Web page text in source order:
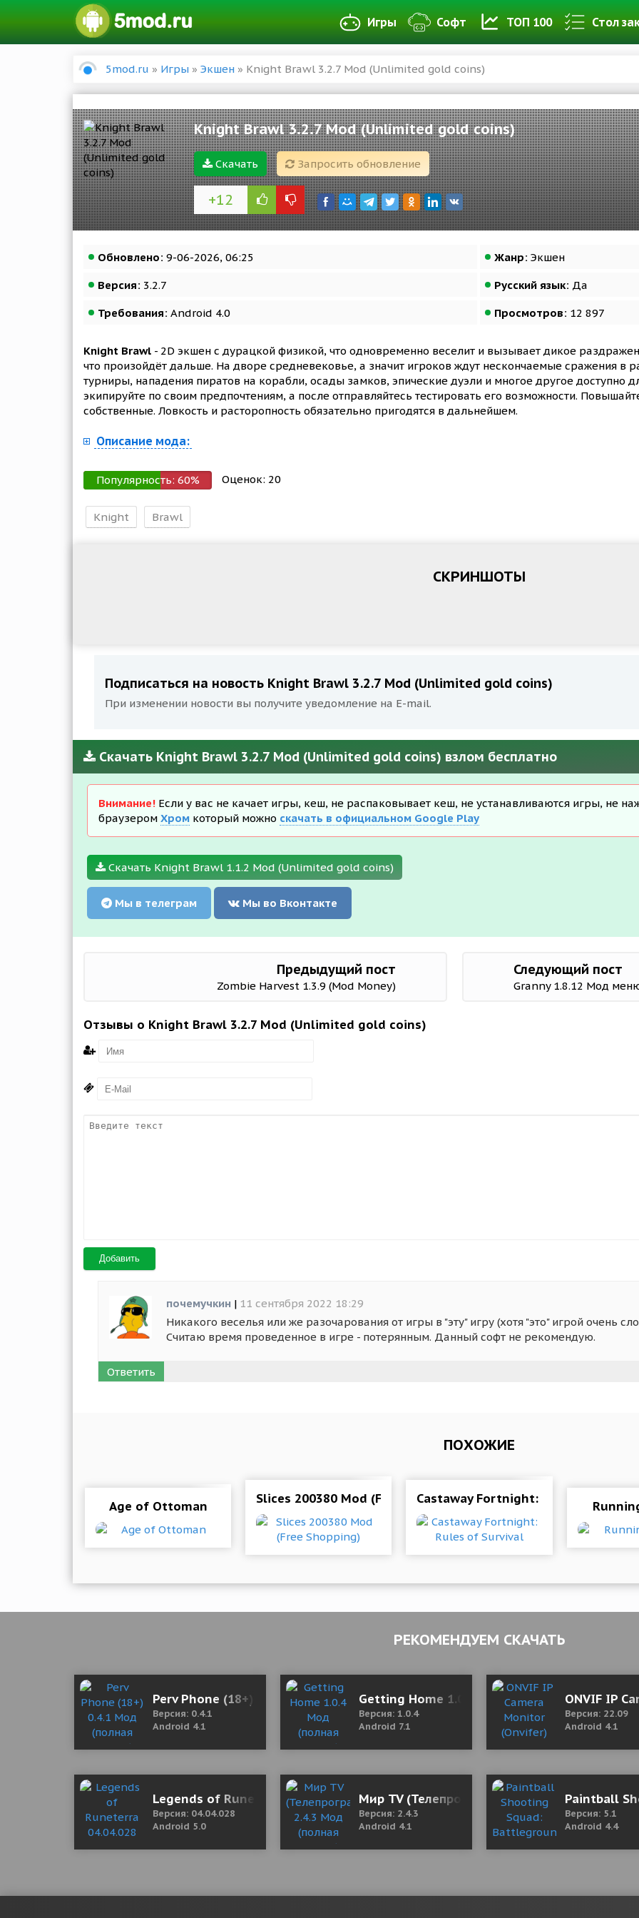
Игры Софт ТОП 100 Стол
5mod.ru » Игры » Экшен » Knight Brawl 3.2.7 Mod (Unlimited gold coins)
Knight Brawl 3.2.7 Mod (Unlimited gold coins)
Скачать Запросить обновление
+12
Обновлено: 9-06-2026, 06:25 Жанр: Экшен
Версия: 3.2.7 Русский язык: Да
Требования: Android 4.0 Просмотров: 12 897
Knight Brawl - 2D экшен с дурацкой физикой, что одновременно веселит и вызывает дикое
что произойдёт дальше. На дворе средневековье, а значит игроков ждут нескончаемые сражения в
турниры, нападения пиратов на корабли, осады замков, эпические дуэли и многое другое доступно
экипируйте по своим предпочтениям, а после отправляйтесь тестировать его возможности.
собственные. Ловкость и расторопность обязательно пригодятся в дальнейшем.
Описание мода:
Популярность: 60% Оценок: 20
Knight Brawl
СКРИНШОТЫ
Подписаться на новость Knight Brawl 3.2.7 Mod (Unlimited gold coins)
При изменении новости вы получите уведомление на E-mail.
Скачать Knight Brawl 3.2.7 Mod (Unlimited gold coins) взлом бесплатно
Внимание! Если у вас не качает игры, кеш, не распаковывает кеш, не устанавливаются игры, не
браузером Хром который можно скачать в официальном Google Play
Скачать Knight Brawl 1.1.2 Mod (Unlimited gold coins)
Мы в телеграм Мы во Вконтакте
Предыдущий пост
Zombie Harvest 1.3.9 (Mod Money)
Следующий пост
Granny 1.8.12 Мод
Отзывы о Knight Brawl 3.2.7 Mod (Unlimited gold coins)
Добавить
почемучкин | 11 сентября 2022 18:29
Никакого веселья или же разочарования от игры в "эту" игру (хотя "это" игрой очень
Считаю время проведенное в игре - потерянным. Данный софт не рекомендую.
Ответить
ПОХОЖИЕ
Age of Ottoman Slices 200380 Mod (Free Shopping)Castaway Fortnight: Rules of
РЕКОМЕНДУЕМ СКАЧАТЬ
Perv Phone (18+) 0.4.1 Мод (полная версия)
Версия: 0.4.1
Android 4.1
Getting Home 1.0.4 Мод (полная версия)
Версия: 1.0.4
Android 7.1
ONVIF IP
Версия: 22.09
Android 4.1
Legends of Runeterra 04.04.028 Мод (полная версия)
Версия: 04.04.028
Android 5.0
Мир TV (Телепрограмма) 2.4.3 Мод (полная
Версия: 2.4.3
Android 4.1
Paintball
Версия: 5.1
Android 4.4